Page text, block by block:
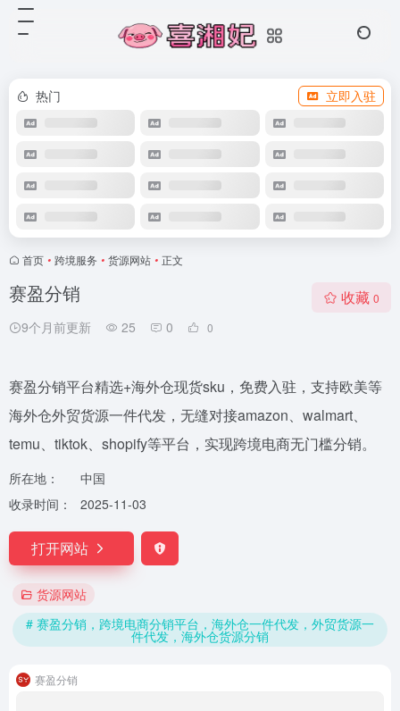
热门 立即入驻
首页 • 跨境服务 • 货源网站 • 正文
赛盈分销
9个月前更新 25 0 0
收藏 0
赛盈分销平台精选+海外仓现货sku，免费入驻，支持欧美等
海外仓外贸货源一件代发，无缝对接amazon、walmart、
temu、tiktok、shopify等平台，实现跨境电商无门槛分销。
所在地：
中国
收录时间：
2025-11-03
打开网站
货源网站
# 赛盈分销，跨境电商分销平台，海外仓一件代发，外贸货源一
件代发，海外仓货源分销
赛盈分销